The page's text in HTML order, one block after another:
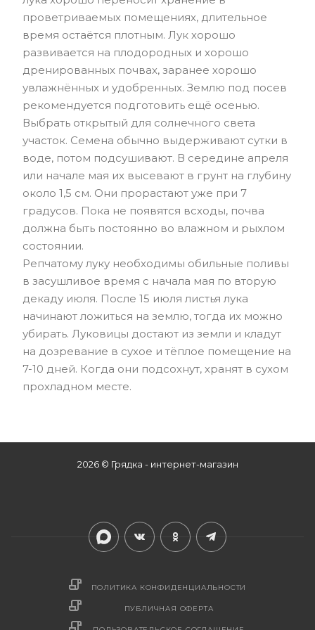
проветриваемых помещениях, длительное
время остаётся плотным. Лук хорошо
развивается на плодородных и хорошо
дренированных почвах, заранее хорошо
увлажнённых и удобренных. Землю под посев
рекомендуется подготовить ещё осенью.
Выбрать открытый для солнечного света
участок. Семена обычно выдерживают сутки в
воде, потом подсушивают. В середине апреля
или начале мая их высевают в грунт на глубину
около 1,5 см. Они прорастают уже при 7
градусов. Пока не появятся всходы, почва
должна быть постоянно во влажном и рыхлом
состоянии.
Репчатому луку необходимы обильные поливы
в засушливое время с начала мая по вторую
декаду июля. После 15 июля листья лука
начинают ложиться на землю, тогда их можно
убирать. Луковицы достают из земли и кладут
на дозревание в сухое и тёплое помещение на
7-10 дней. Когда они подсохнут, хранят в сухом
прохладном месте.
2026 © Грядка - интернет-магазин
ПОЛИТИКА КОНФИДЕНЦИАЛЬНОСТИ
ПУБЛИЧНАЯ ОФЕРТА